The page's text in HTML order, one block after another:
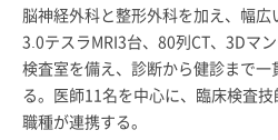
脳神経外科と整形外科を加え、幅広
3.0テスラMRI3台、80列CT、3Dマ
検査室を備え、診断から健診まで
る。医師11名を中心に、臨床検査
職種が連携する。